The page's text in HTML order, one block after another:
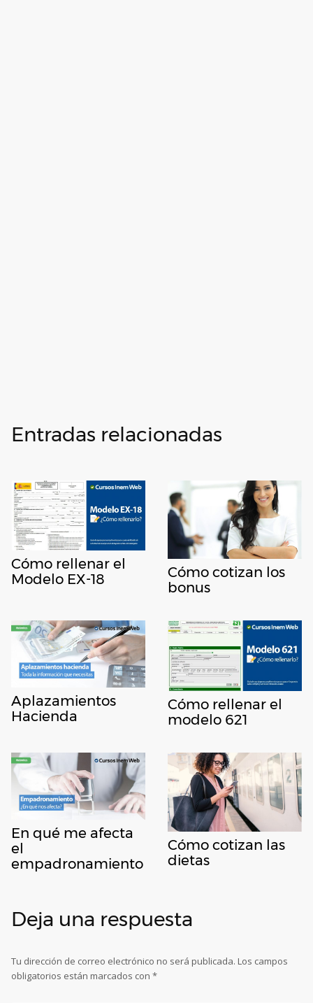
Entradas relacionadas
Cómo rellenar el
Modelo EX-18
Cómo cotizan los
bonus
Aplazamientos
Hacienda
Cómo rellenar el
modelo 621
En qué me afecta
el
empadronamiento
Cómo cotizan las
dietas
Deja una respuesta
Tu dirección de correo electrónico no será publicada. Los campos
obligatorios están marcados con *